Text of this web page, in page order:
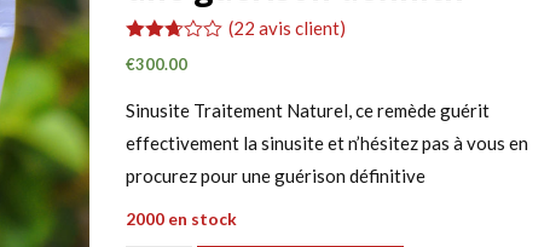
Noté
2.64
5
sur
22
client
(22 avis client)
€300.00
Sinusite Traitement Naturel, ce remède guérit
effectivement la sinusite et n’hésitez pas à vous en
procurez pour une guérison définitive
2000 en stock